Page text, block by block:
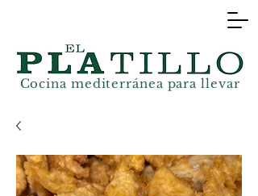
Cocina mediterráneapara llevar